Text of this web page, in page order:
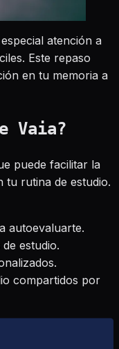
atención a
Este repaso
en tu memoria a
Vaia?
puede facilitar la
tu rutina de estudio.
autoevaluarte.
estudio.
compartidos por